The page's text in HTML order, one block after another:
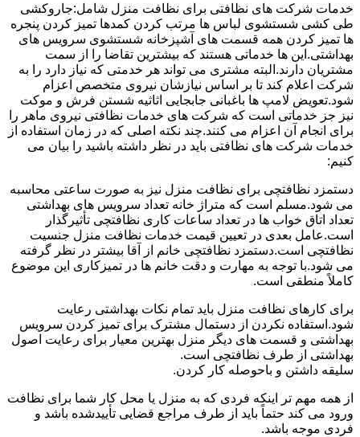
خدمات شرکت های نظافتی برای نظافت منزل شامل:جاروکشی
طی کشی شستشوی لباس ها مرتب کردن کمدها تمیز کردن پنجره
ها تمیز کردن همه قسمت های آشپزخانه شستشوی سرویس های
بهداشتی.این ها خدماتی هستند که بیشترین تقاضا را از سمت
مشتریان دارند.البته مشتری می تواند هر خدمتی که نیاز دارد را به
شرکت اعلام کند تا بر اساس نیازشان نیروی متخصص اعزام
شود.تعویض لامپ ها باغبانی جابجایی اثاثیه شستن فرش و موکت
نیز جز خدماتی است که شرکت های خدمات نظافتی نیروی ماهر را
برای انجام آن اعزام می کنند.چند نکته اصلی که در زمان استفاده از
خدمات شرکت های نظافتی باید در نظر داشته باشید را بیان می
کنیم:
دستمزد نظافتچی برای نظافت منزل نیز به صورت ساعتی محاسبه
می شود.مسلم است که متراژ خانه تعداد سرویس های بهداشتی
تعداد اتاق خواب ها در تعداد ساعات کاری نظافتچی تأثیرگذار
است.عامل بعدی در تعیین قیمت خدمات نظافت منزل جنسیت
نظافتچی است.دستمزد نظافتچی خانم از آقا بیشتر در نظر گرفته
می شود.با توجه به مهارت و دقت خانم ها در تمیزکاری این موضوع
کاملاً منطقی است.
برای کارهای نظافت منزل باید تمام نکات بهداشتی رعایت
شود.استفاده نکردن از دستمال مشترک برای تمیز کردن سرویس
بهداشتی و قسمت های دیگر منزل بهترین معیار برای رعایت اصول
بهداشتی از طرف نظافتچی است.
سلیقه داشتن و باحوصله کار کردن.
از همه مهم تر اینکه فردی که به منزل یا محل کار شما برای نظافت
ورود می کند حتماً باید از طرف مراجع قضایی تأییدشده باشد و
فردی موجه باشد.